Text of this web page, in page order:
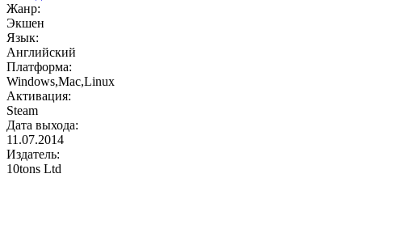
Жанр:
Экшен
Язык:
Английский
Платформа:
Windows,Mac,Linux
Активация:
Steam
Дата выхода:
11.07.2014
Издатель:
10tons Ltd